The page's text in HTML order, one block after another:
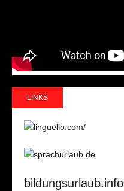
LINKS
bildungsurlaub.info